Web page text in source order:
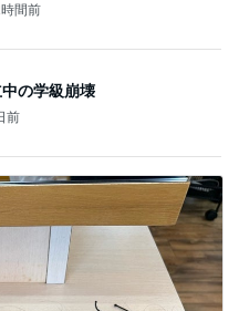
間前
の学級崩壊
前